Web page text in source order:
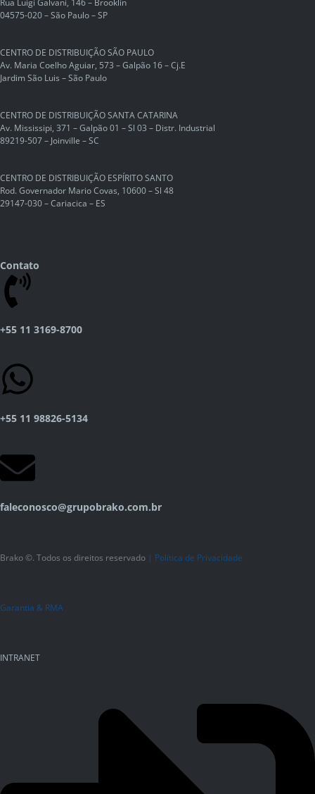
Rua Luigi Galvani, 146 – Brooklin
04575-020 – São Paulo – SP
CENTRO DE DISTRIBUIÇÃO SÃO PAULO
Av. Maria Coelho Aguiar, 573 – Galpão 16 – Cj.E
Jardim São Luis – São Paulo
CENTRO DE DISTRIBUIÇÃO SANTA CATARINA
Av. Mississipi, 371 – Galpão 01 – Sl 03 – Distr. Industrial
89219-507 – Joinville – SC
CENTRO DE DISTRIBUIÇÃO ESPÍRITO SANTO
Rod. Governador Mario Covas, 10600 – Sl 48
29147-030 – Cariacica – ES
Contato
+55 11 3169-8700
+55 11 98826-5134
faleconosco@grupobrako.com.br
Brako ©. Todos os direitos reservado | Política de Privacidade
Garantia & RMA
INTRANET